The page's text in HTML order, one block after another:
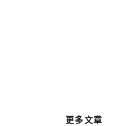
更多文章